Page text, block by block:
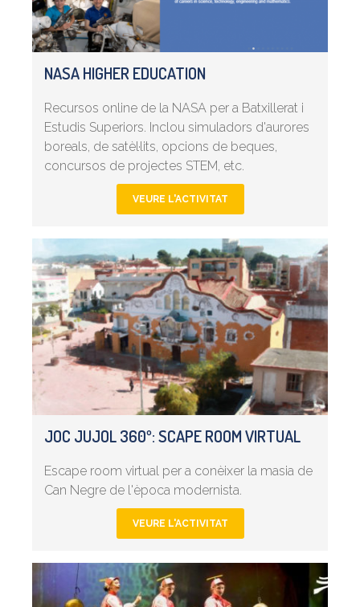
NASA HIGHER EDUCATION
Recursos online de la NASA per a Batxillerat i
Estudis Superiors. Inclou simuladors d'aurores
boreals, de satèl·lits, opcions de beques,
concursos de projectes STEM, etc.
VEURE L'ACTIVITAT
JOC JUJOL 360º: SCAPE ROOM VIRTUAL
Escape room virtual per a conèixer la masia de
Can Negre de l'època modernista.
VEURE L'ACTIVITAT